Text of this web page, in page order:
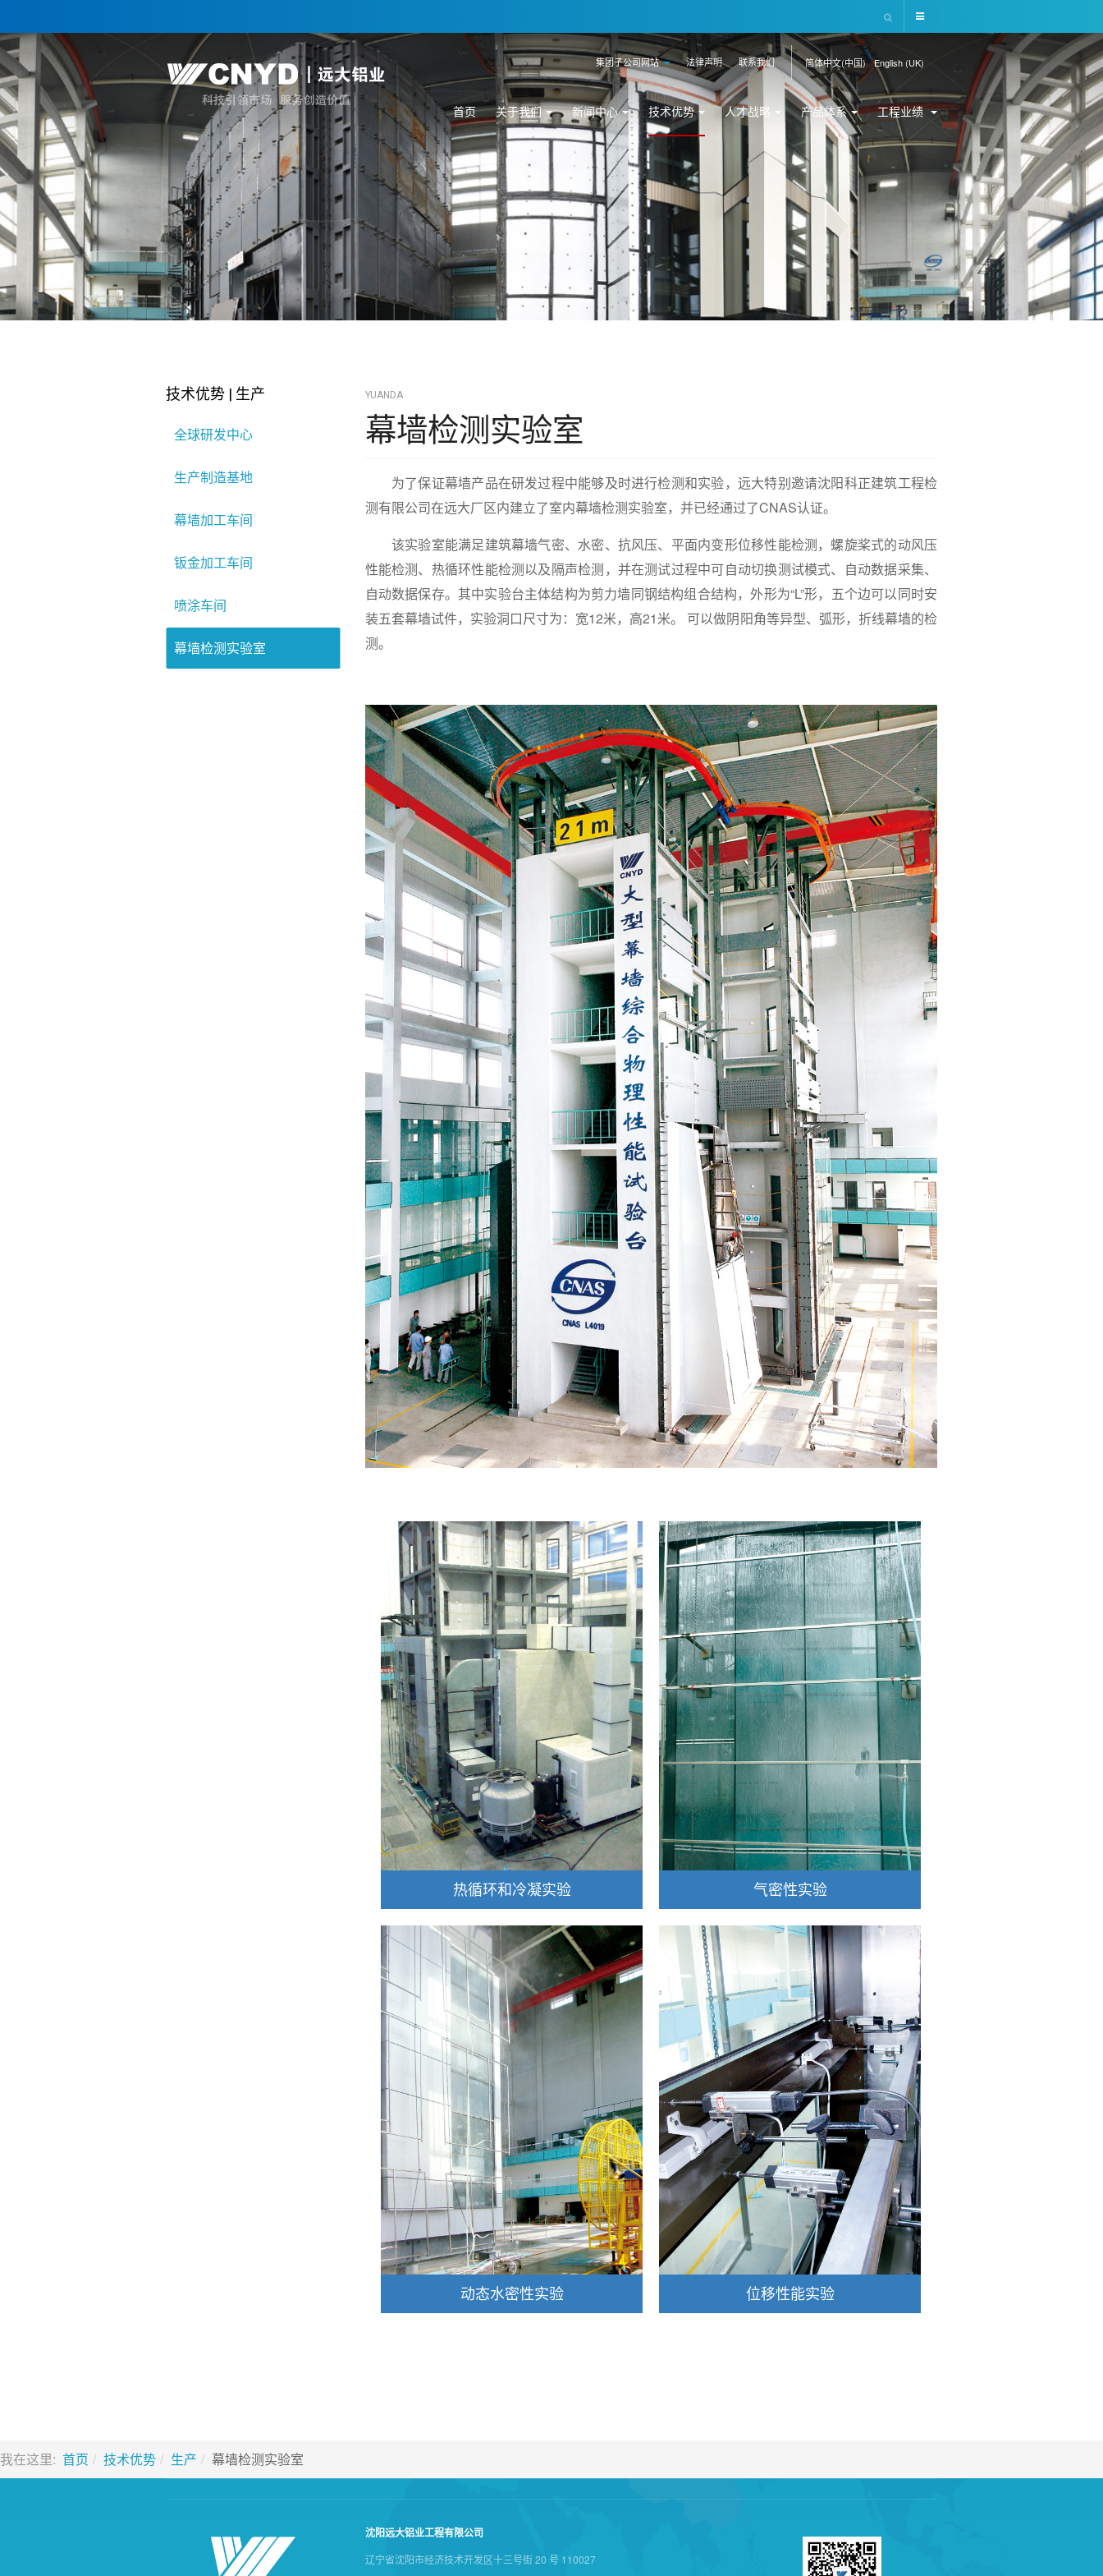
English (UK)
简体中文(中国)
联系我们
法律声明
集团子公司网站
首页 关于我们 新闻中心 技术优势 人才战略 产品体系 工程业绩
YUANDA
幕墙检测实验室
为了保证幕墙产品在研发过程中能够及时进行检测和实验，远大特别邀请沈阳科正建筑工程检
测有限公司在远大厂区内建立了室内幕墙检测实验室，并已经通过了CNAS认证。
该实验室能满足建筑幕墙气密、水密、抗风压、平面内变形位移性能检测，螺旋桨式的动风压
性能检测、热循环性能检测以及隔声检测，并在测试过程中可自动切换测试模式、自动数据采集、
自动数据保存。其中实验台主体结构为剪力墙同钢结构组合结构，外形为“L”形，五个边可以同时安
装五套幕墙试件，实验洞口尺寸为：宽12米，高21米。 可以做阴阳角等异型、弧形，折线幕墙的检
测。
热循环和冷凝实验 气密性实验
动态水密性实验 位移性能实验
技术优势 | 生产
全球研发中心
生产制造基地
幕墙加工车间
钣金加工车间
喷涂车间
幕墙检测实验室
我在这里: 首页 技术优势 生产 幕墙检测实验室
沈阳远大铝业工程有限公司
辽宁省沈阳市经济技术开发区十三号街 20 号 110027